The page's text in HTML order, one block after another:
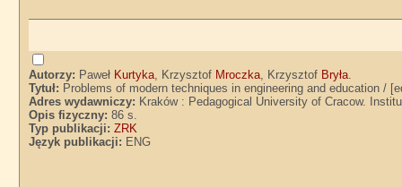
Autorzy: Paweł Kurtyka, Krzysztof Mroczka, Krzysztof Bryła.
Tytuł: Problems of modern techniques in engineering and education /
Adres wydawniczy: Kraków : Pedagogical University of Cracow.
Opis fizyczny:86 s.
Typ publikacji:ZRK
Język publikacji: ENG